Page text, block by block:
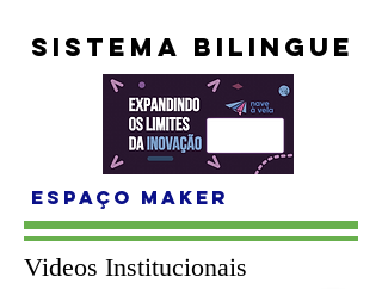
Sistema Bilingue
Espaço Maker
Videos Institucionais